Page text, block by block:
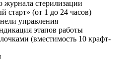
журнала стерилизации
(от 1 до 24 часов)
управления
этапов работы
(вместимость 10 крафт-